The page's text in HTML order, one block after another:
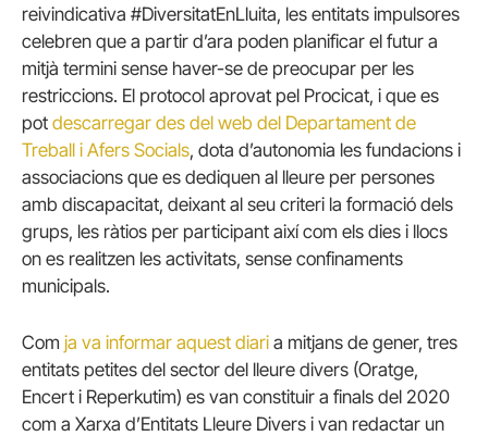
reivindicativa #DiversitatEnLluita, les entitats impulsores
celebren que a partir d’ara poden planificar el futur a
mitjà termini sense haver-se de preocupar per les
restriccions. El protocol aprovat pel Procicat, i que es
pot descarregar des del web del Departament de
Treball i Afers Socials, dota d’autonomia les fundacions i
associacions que es dediquen al lleure per persones
amb discapacitat, deixant al seu criteri la formació dels
grups, les ràtios per participant així com els dies i llocs
on es realitzen les activitats, sense confinaments
municipals.
Com ja va informar aquest diari a mitjans de gener, tres
entitats petites del sector del lleure divers (Oratge,
Encert i Reperkutim) es van constituir a finals del 2020
com a Xarxa d’Entitats Lleure Divers i van redactar un